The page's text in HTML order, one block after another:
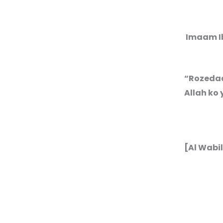
Allah ko
[Al Wabil